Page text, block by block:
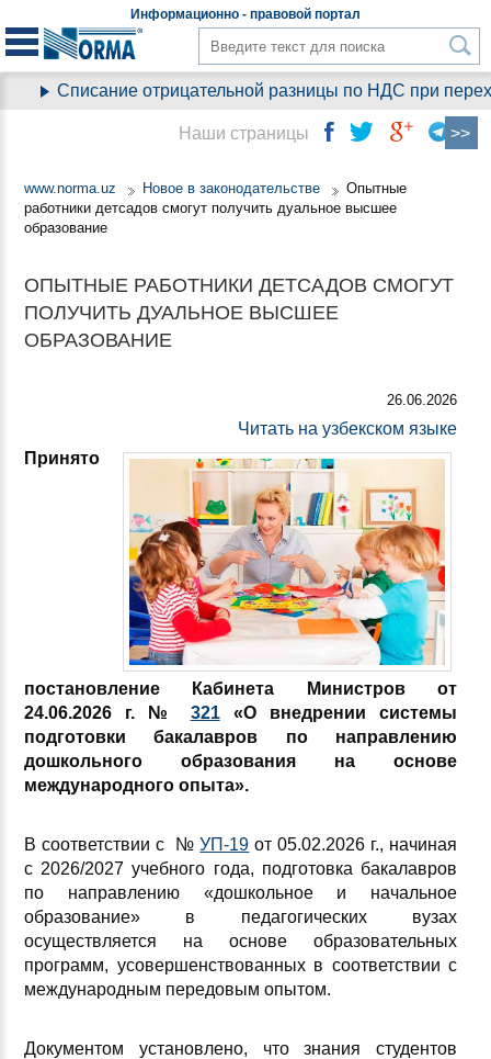
Информационно - правовой портал
Списание отрицательной разницы по НДС при
www.norma.uz Новое в законодательстве
Опытные
работники детсадов смогут получить дуальное высшее
образование
ОПЫТНЫЕ РАБОТНИКИ ДЕТСАДОВ СМОГУТ
ПОЛУЧИТЬ ДУАЛЬНОЕ ВЫСШЕЕ
ОБРАЗОВАНИЕ
26.06.2026
Читать на узбекском языке
Принято
постановление Кабинета Министровот
24.06.2026 г. № 321«О внедрении системы
подготовки бакалавров по направлению
дошкольного образования на основе
международного опыта».
В соответствии с №УП-19 от 05.02.2026 г., начиная
с 2026/2027 учебного года, подготовка бакалавров
по направлению «дошкольное и начальное
образование» в педагогических вузах
осуществляется на основе образовательных
программ, усовершенствованных в соответствии с
международным передовым опытом.
Документом установлено, что знания студентов
Наши страницы